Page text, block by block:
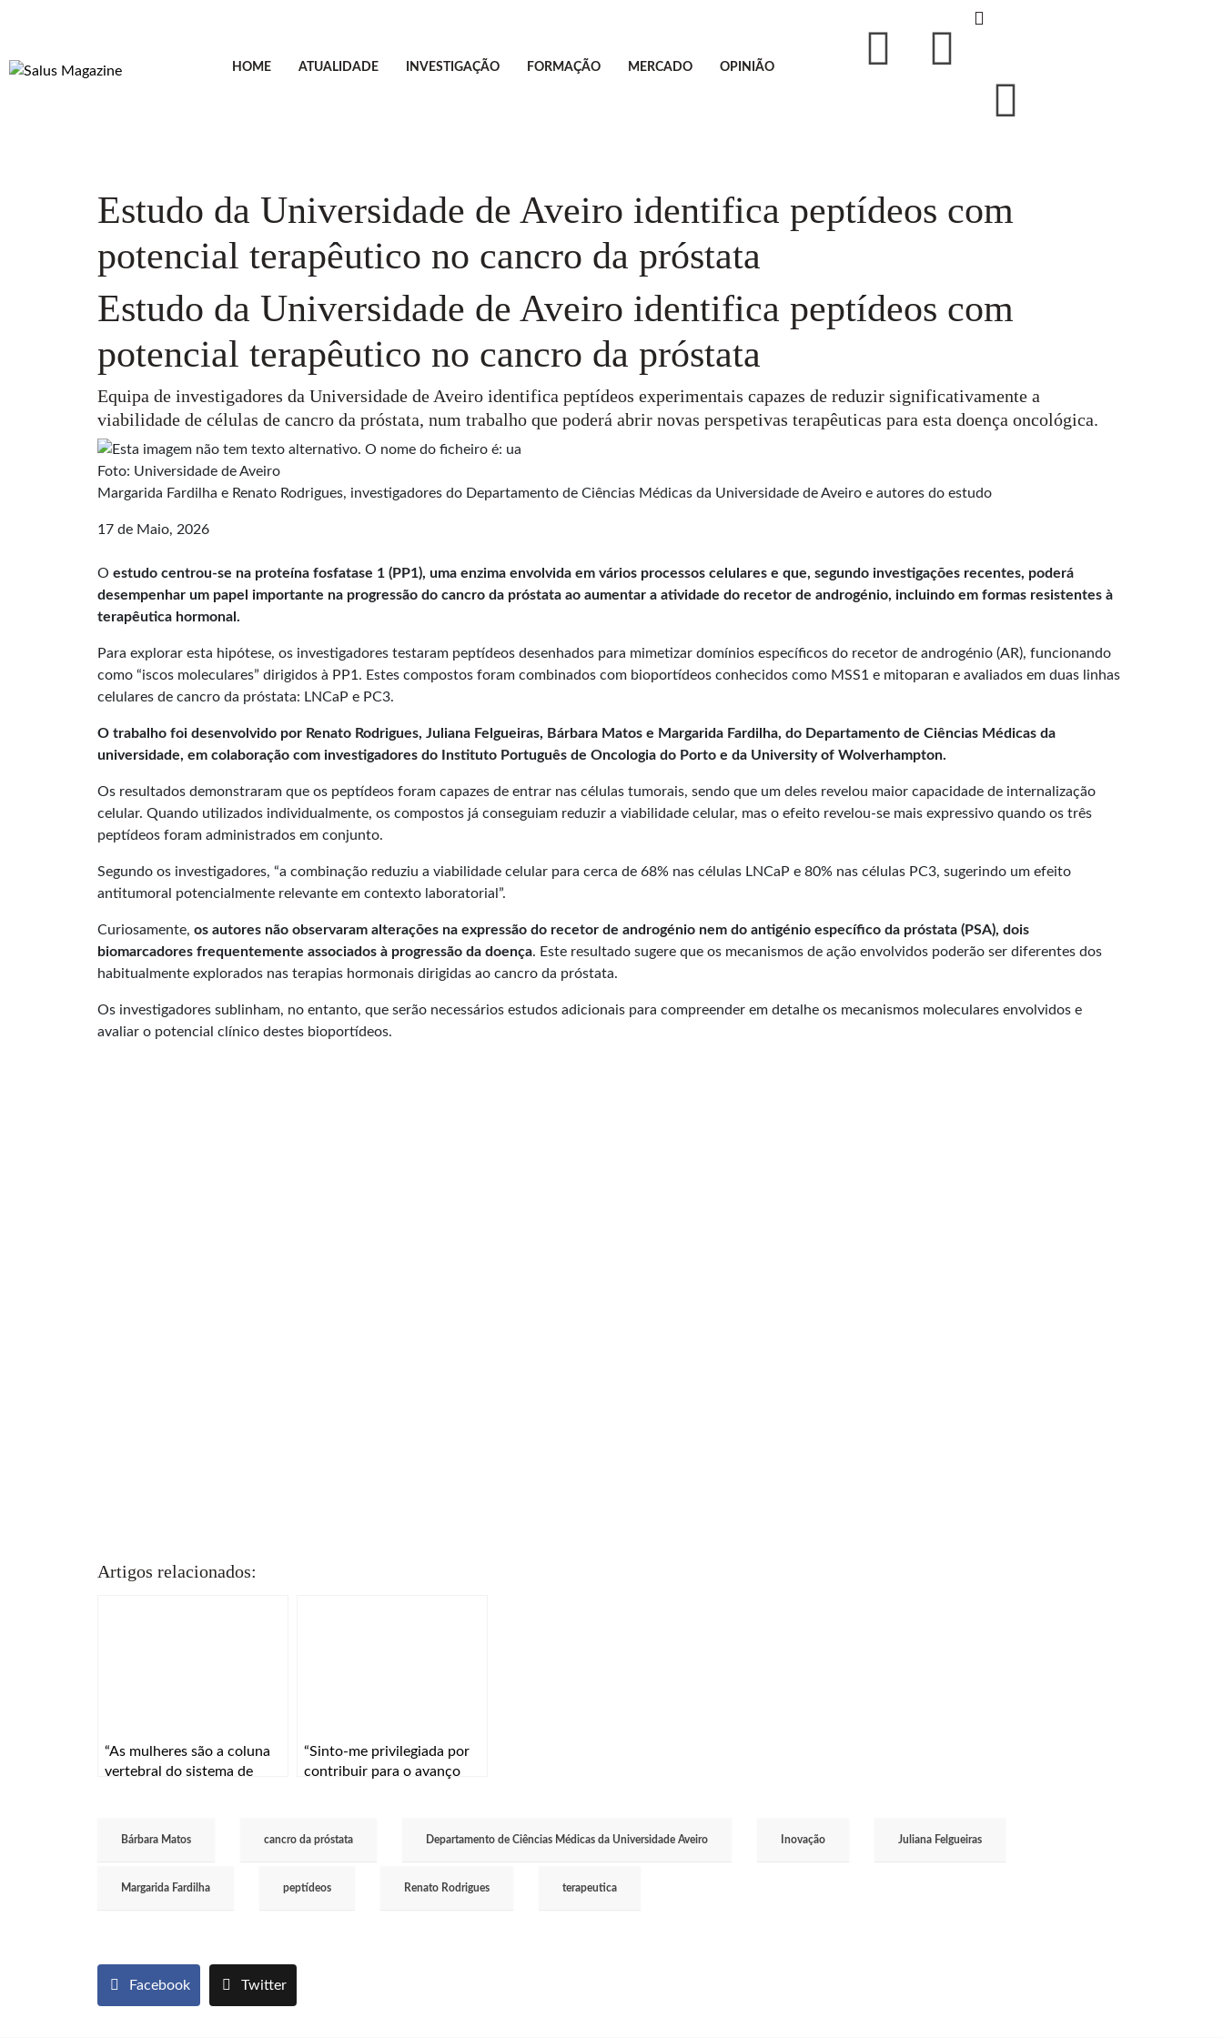
HOME ATUALIDADE INVESTIGAÇÃO FORMAÇÃO MERCADO OPINIÃO
Estudo da Universidade de Aveiro identifica peptídeos com
potencial terapêutico no cancro da próstata
Estudo da Universidade de Aveiro identifica peptídeos com
potencial terapêutico no cancro da próstata
Equipa de investigadores da Universidade de Aveiro identifica peptídeos experimentais capazes de reduzir significativamente a
viabilidade de células de cancro da próstata, num trabalho que poderá abrir novas perspetivas terapêuticas para esta doença oncológica.
Foto: Universidade de Aveiro
Margarida Fardilha e Renato Rodrigues, investigadores do Departamento de Ciências Médicas da Universidade de Aveiro e autores do estudo
17 de Maio, 2026
O estudo centrou-se na proteína fosfatase 1 (PP1), uma enzima envolvida em vários processos celulares e que, segundo investigações recentes, poderá
desempenhar um papel importante na progressão do cancro da próstata ao aumentar a atividade do recetor de androgénio, incluindo em formas resistentes à
terapêutica hormonal.
Para explorar esta hipótese, os investigadores testaram peptídeos desenhados para mimetizar domínios específicos do recetor de androgénio (AR), funcionando
como “iscos moleculares” dirigidos à PP1. Estes compostos foram combinados com bioportídeos conhecidos como MSS1 e mitoparan e avaliados em duas linhas
celulares de cancro da próstata: LNCaP e PC3.
O trabalho foi desenvolvido por Renato Rodrigues, Juliana Felgueiras, Bárbara Matos e Margarida Fardilha, do Departamento de Ciências Médicas da
universidade, em colaboração com investigadores do Instituto Português de Oncologia do Porto e da University of Wolverhampton.
Os resultados demonstraram que os peptídeos foram capazes de entrar nas células tumorais, sendo que um deles revelou maior capacidade de internalização
celular. Quando utilizados individualmente, os compostos já conseguiam reduzir a viabilidade celular, mas o efeito revelou-se mais expressivo quando os três
peptídeos foram administrados em conjunto.
Segundo os investigadores, “a combinação reduziu a viabilidade celular para cerca de 68% nas células LNCaP e 80% nas células PC3, sugerindo um efeito
antitumoral potencialmente relevante em contexto laboratorial”.
Curiosamente, os autores não observaram alterações na expressão do recetor de androgénio nem do antigénio específico da próstata (PSA), dois
biomarcadores frequentemente associados à progressão da doença. Este resultado sugere que os mecanismos de ação envolvidos poderão ser diferentes dos
habitualmente explorados nas terapias hormonais dirigidas ao cancro da próstata.
Os investigadores sublinham, no entanto, que serão necessários estudos adicionais para compreender em detalhe os mecanismos moleculares envolvidos e
avaliar o potencial clínico destes bioportídeos.
Artigos relacionados:
“As mulheres são a coluna
vertebral do sistema de
“Sinto‑me privilegiada por
contribuir para o avanço
Bárbara Matos cancro da próstata Departamento de Ciências Médicas da Universidade Aveiro Inovação Juliana Felgueiras
Margarida Fardilha peptídeos Renato Rodrigues terapeutica
Facebook Twitter